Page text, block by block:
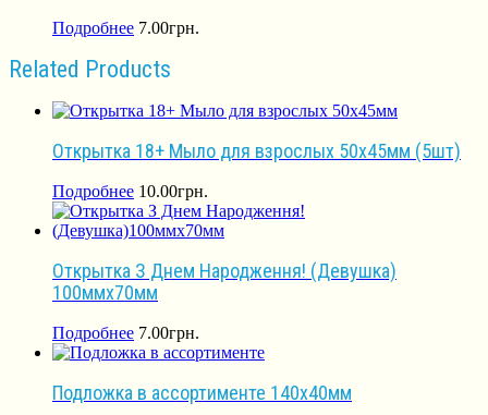
Подробнее 7.00грн.
Related Products
Открытка 18+ Мыло для взрослых 50х45мм (5шт)
Подробнее 10.00грн.
Открытка З Днем Народження! (Девушка)
100ммх70мм
Подробнее 7.00грн.
Подложка в ассортименте 140х40мм